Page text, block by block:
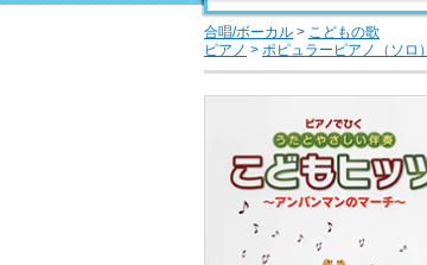
合唱/ボーカル > こどもの歌
ピアノ > ポピュラーピアノ（ソロ）